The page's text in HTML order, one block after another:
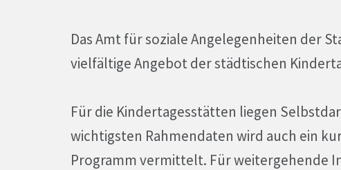
Das Amt für soziale Angelegenheiten der
vielfältige Angebot der städtischen
Für die Kindertagesstätten liegen
wichtigsten Rahmendaten wird auch ein
Programm vermittelt. Für weitergehende